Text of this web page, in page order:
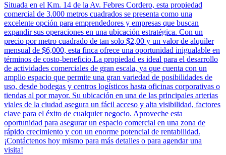
Situada en el Km. 14 de la Av. Febres Cordero, esta propiedad
comercial de 3.000 metros cuadrados se presenta como una
excelente opción para emprendedores y empresas que buscan
expandir sus operaciones en una ubicación estratégica. Con un
precio por metro cuadrado de tan solo $2,00 y un valor de alquiler
mensual de $6,000, esta finca ofrece una oportunidad inigualable en
términos de costo-beneficio.La propiedad es ideal para el desarrollo
de actividades comerciales de gran escala, ya que cuenta con un
amplio espacio que permite una gran variedad de posibilidades de
uso, desde bodegas y centros logísticos hasta oficinas corporativas o
tiendas al por mayor. Su ubicación en una de las principales arterias
viales de la ciudad asegura un fácil acceso y alta visibilidad, factores
clave para el éxito de cualquier negocio. Aproveche esta
oportunidad para asegurar un espacio comercial en una zona de
rápido crecimiento y con un enorme potencial de rentabilidad.
¡Contáctenos hoy mismo para más detalles o para agendar una
visita!